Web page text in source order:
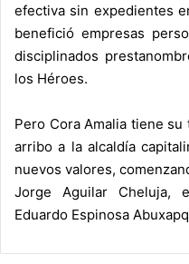
efectiva sin expedientes
benefició empresas
disciplinados
los Héroes.
Pero Cora Amalia tiene
arribo a la alcaldía
nuevos valores,
Jorge Aguilar Cheluja,
Eduardo Espinosa